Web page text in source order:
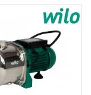
Összehasonlítás